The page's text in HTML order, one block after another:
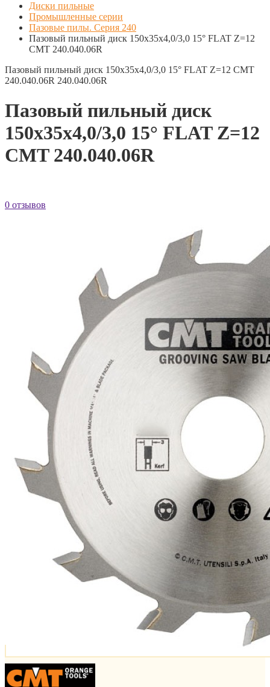
Диски пильные
Промышленные серии
Пазовые пилы. Серия 240
Пазовый пильный диск 150x35x4,0/3,0 15° FLAT Z=12
CMT 240.040.06R
Пазовый пильный диск 150x35x4,0/3,0 15° FLAT Z=12 CMT
240.040.06R 240.040.06R
Пазовый пильный диск
150x35x4,0/3,0 15° FLAT Z=12
CMT 240.040.06R
0 отзывов